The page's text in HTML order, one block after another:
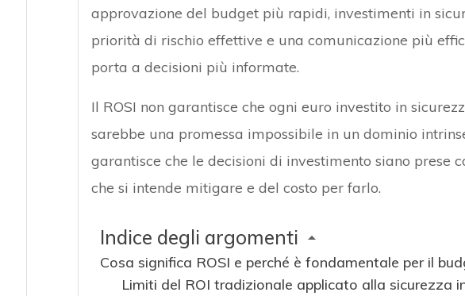
approvazione del budget più rapidi, investimenti in
priorità di rischio effettive e una comunicazione più
porta a decisioni più informate.
Il ROSI non garantisce che ogni euro investito in
sarebbe una promessa impossibile in un dominio
garantisce che le decisioni di investimento siano prese
che si intende mitigare e del costo per farlo.
Indice degli argomenti
Cosa significa ROSI e perché è fondamentale per il
Limiti del ROI tradizionale applicato alla sicurezza